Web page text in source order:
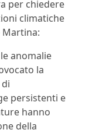
per chiedere
climatiche
Martina:
anomalie
la
persistenti e
hanno
della